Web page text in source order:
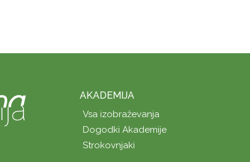
AKADEMIJA
Vsa izobraževanja
Dogodki Akademije
Strokovnjaki